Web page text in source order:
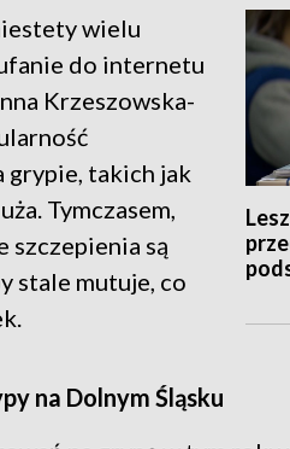
wielu
do internetu
Krzeszowska-
grypie, takich jak
Tymczasem,
szczepienia są
stale mutuje, co
na Dolnym Śląsku